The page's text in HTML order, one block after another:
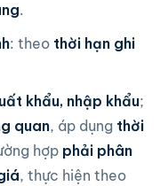
.
: theo thời hạn ghi
khẩu, nhập khẩu;
quan, áp dụng thời
hợp phải phân
, thực hiện theo